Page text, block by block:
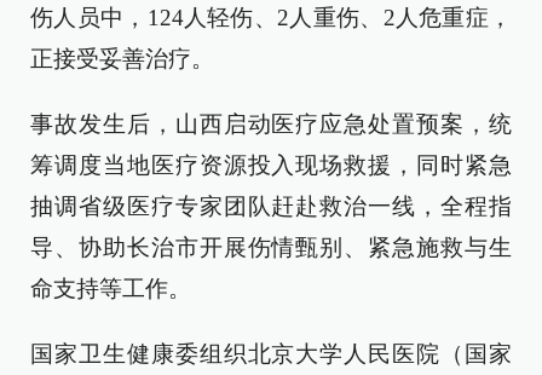
伤人员中，124人轻伤、2人重伤、2人危重症，
正接受妥善治疗。
事故发生后，山西启动医疗应急处置预案，统
筹调度当地医疗资源投入现场救援，同时紧急
抽调省级医疗专家团队赶赴救治一线，全程指
导、协助长治市开展伤情甄别、紧急施救与生
命支持等工作。
国家卫生健康委组织北京大学人民医院（国家